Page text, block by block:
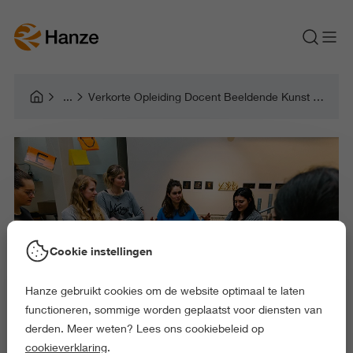
Verkorte Opleiding Docent Beeldende Kunst en Vormgeving
Cookie instellingen
Hanze gebruikt cookies om de website optimaal te laten
functioneren, sommige worden geplaatst voor diensten van
derden. Meer weten? Lees ons cookiebeleid op
cookieverklaring.